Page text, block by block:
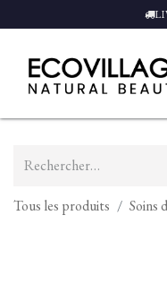
Tous les produits Soins